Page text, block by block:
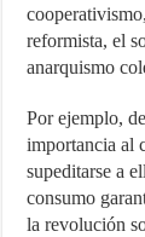
reformista, el
anarquismo
Por ejemplo,
importancia al
supeditarse a
consumo
la revolución